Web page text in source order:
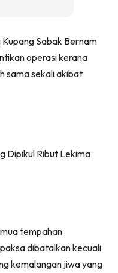
Sabak Bernam
operasi kerana
sama sekali akibat
tempahan
dibatalkan kecuali
kemalangan jiwa yang